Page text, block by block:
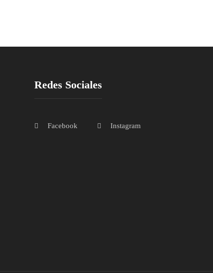
Redes Sociales
Facebook Instagram